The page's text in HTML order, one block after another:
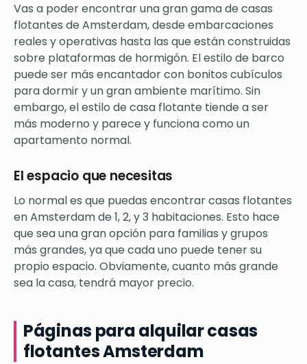
Vas a poder encontrar una gran gama de casas
flotantes de Amsterdam, desde embarcaciones
reales y operativas hasta las que están construidas
sobre plataformas de hormigón. El estilo de barco
puede ser más encantador con bonitos cubículos
para dormir y un gran ambiente marítimo. Sin
embargo, el estilo de casa flotante tiende a ser
más moderno y parece y funciona como un
apartamento normal.
El espacio que necesitas
Lo normal es que puedas encontrar casas flotantes
en Amsterdam de 1, 2, y 3 habitaciones. Esto hace
que sea una gran opción para familias y grupos
más grandes, ya que cada uno puede tener su
propio espacio. Obviamente, cuanto más grande
sea la casa, tendrá mayor precio.
Páginas para alquilar casas
flotantes Amsterdam